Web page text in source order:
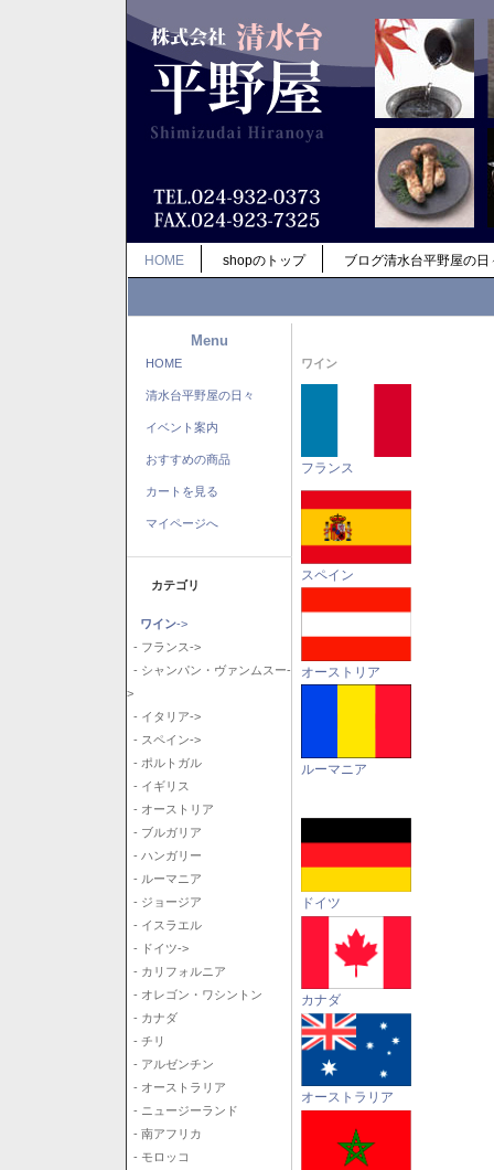
HOME shopのトップ ブログ清水台平野屋の日
Menu
HOME
清水台平野屋の日々
イベント案内
おすすめの商品
カートを見る
マイページへ
カテゴリ
ワイン->
- フランス->
- シャンパン・ヴァンムスー-
>
- イタリア->
- スペイン->
- ポルトガル
- イギリス
- オーストリア
- ブルガリア
- ハンガリー
- ルーマニア
- ジョージア
- イスラエル
- ドイツ->
- カリフォルニア
- オレゴン・ワシントン
- カナダ
- チリ
- アルゼンチン
- オーストラリア
- ニュージーランド
- 南アフリカ
- モロッコ
ワイン
フランス
スペイン
オーストリア
ルーマニア
ドイツ
カナダ
オーストラリア